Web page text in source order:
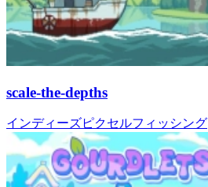
scale-the-depths
インディーズピクセルフィッシング